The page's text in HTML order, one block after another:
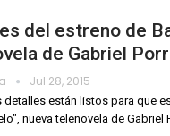
del estreno de
de Gabriel
Jul 28, 2015
detalles están listos para que
nueva telenovela de Gabriel